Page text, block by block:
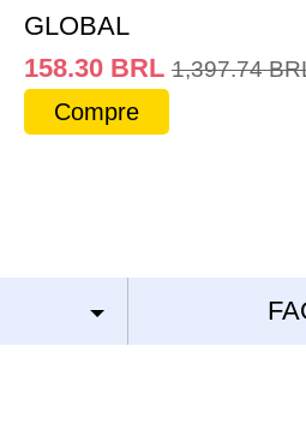
GLOBAL
158.30 BRL 1,397.74
Compre